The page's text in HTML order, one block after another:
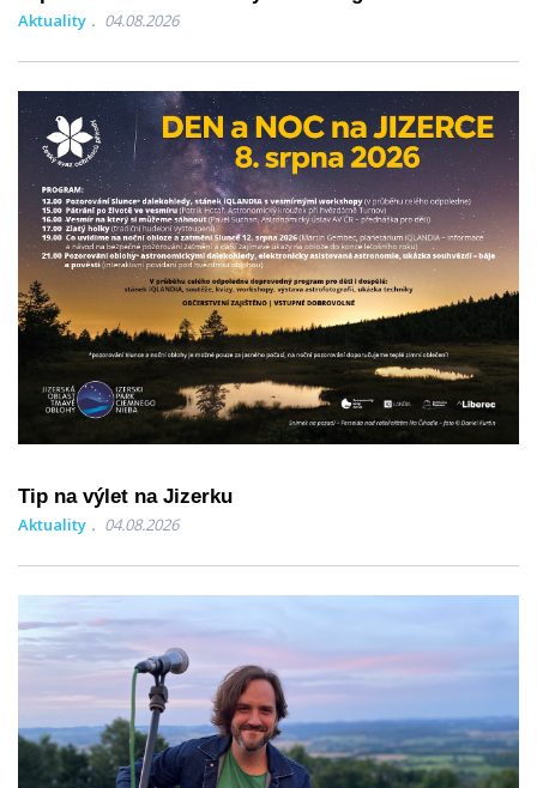
Aktuality 04.08.2026
Tip na výlet na Jizerku
Aktuality 04.08.2026